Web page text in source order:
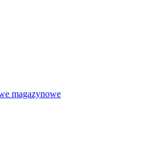
magazynowe